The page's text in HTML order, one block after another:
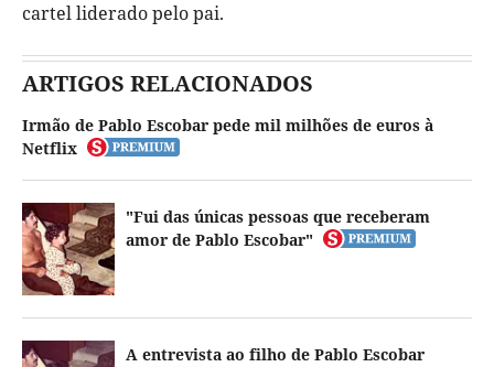
cartel liderado pelo pai.
ARTIGOS RELACIONADOS
Irmão de Pablo Escobar pede mil milhões de euros à
Netflix
"Fui das únicas pessoas que receberam
amor de Pablo Escobar"
A entrevista ao filho de Pablo Escobar